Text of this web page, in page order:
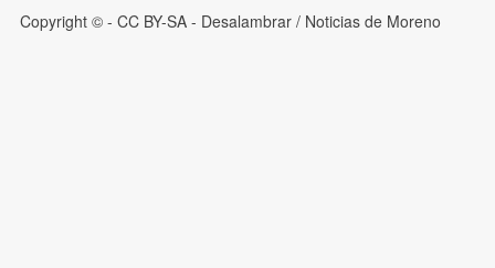
Copyright © - CC BY-SA - Desalambrar / Noticias de Moreno